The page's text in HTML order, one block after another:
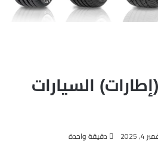
السيارات
دقيقة واحدة